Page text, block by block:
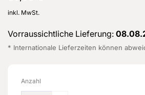
Preis
inkl. MwSt.
Vorraussichtliche Lieferung:
* Internationale Lieferzeiten können
Anzahl